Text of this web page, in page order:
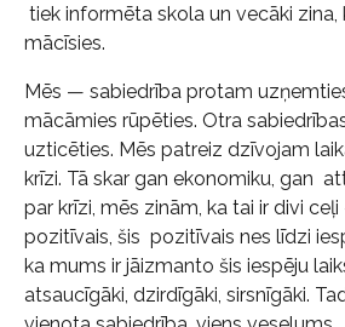
tiek informēta skola un vecāki zina,
mācīsies.
Mēs — sabiedrība protam
mācāmies rūpēties. Otra
uzticēties. Mēs patreiz dzīvojam
krīzi. Tā skar gan ekonomiku, gan
par krīzi, mēs zinām, ka tai ir divi
pozitīvais, šis pozitīvais nes līdzi
ka mums ir jāizmanto šis iespēju
atsaucīgāki, dzirdīgāki, sirsnīgāki.